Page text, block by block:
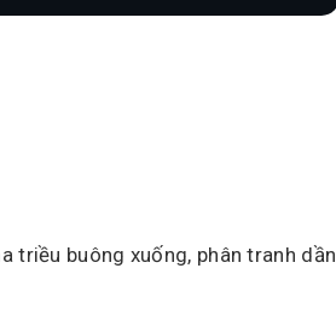
triều buông xuống, phân tranh dần